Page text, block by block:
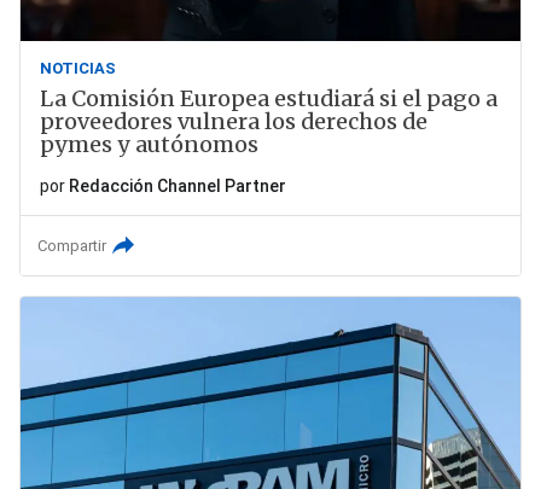
NOTICIAS
La Comisión Europea estudiará si el pago a
proveedores vulnera los derechos de
pymes y autónomos
por Redacción Channel Partner
Compartir